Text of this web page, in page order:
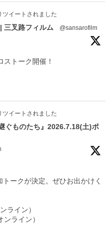
ツイートされました
三叉路フィルム
@sansarofilm
トーク開催！
ツイートされました
ものたち』2026.7.18(土)ポ
トークが決定。ぜひお出かけく
ライン）
ライン）